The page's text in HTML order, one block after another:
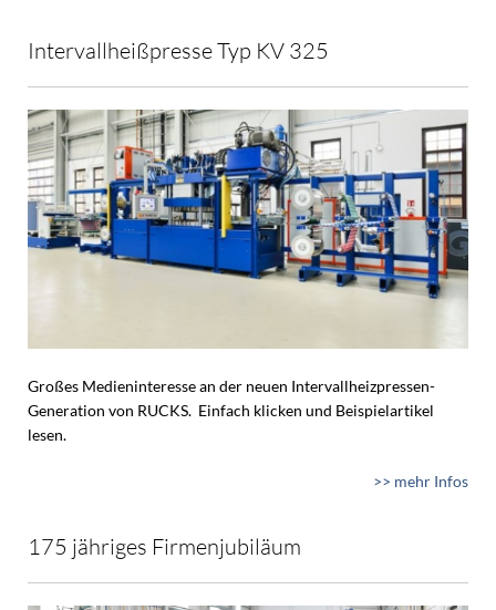
Intervallheißpresse Typ KV 325
Großes Medieninteresse an der neuen Intervallheizpressen-
Generation von RUCKS. Einfach klicken und Beispielartikel
lesen.
>> mehr Infos
175 jähriges Firmenjubiläum